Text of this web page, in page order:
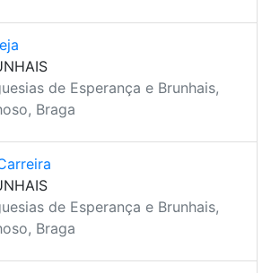
de Esperança e Brunhais,
Braga
de Esperança e Brunhais,
Braga